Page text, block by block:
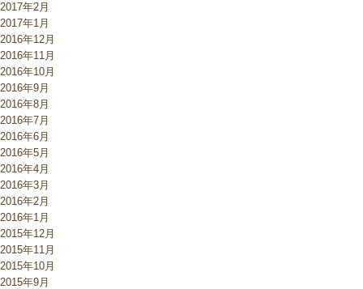
2017年2月
2017年1月
2016年12月
2016年11月
2016年10月
2016年9月
2016年8月
2016年7月
2016年6月
2016年5月
2016年4月
2016年3月
2016年2月
2016年1月
2015年12月
2015年11月
2015年10月
2015年9月